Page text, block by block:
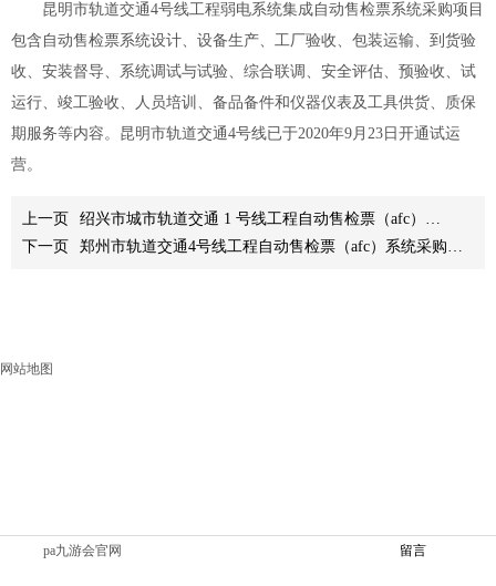
昆明市轨道交通4号线工程弱电系统集成自动售检票系统采购项目
包含自动售检票系统设计、设备生产、工厂验收、包装运输、到货验
收、安装督导、系统调试与试验、综合联调、安全评估、预验收、试
运行、竣工验收、人员培训、备品备件和仪器仪表及工具供货、质保
期服务等内容。昆明市轨道交通4号线已于2020年9月23日开通试运
营。
上一页
绍兴市城市轨道交通 1 号线工程自动售检票（afc）系统
下一页
郑州市轨道交通4号线工程自动售检票（afc）系统采购项目
pa九游会官网 留言
网站地图